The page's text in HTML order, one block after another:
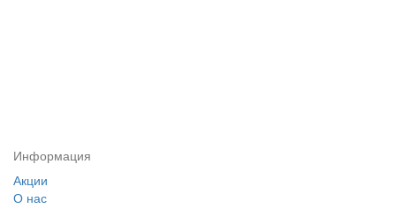
Информация
Акции
О нас